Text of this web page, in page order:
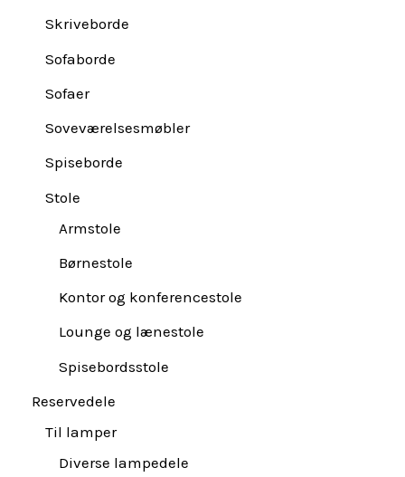
Skriveborde
Sofaborde
Sofaer
Soveværelsesmøbler
Spiseborde
Stole
Armstole
Børnestole
Kontor og konferencestole
Lounge og lænestole
Spisebordsstole
Reservedele
Til lamper
Diverse lampedele